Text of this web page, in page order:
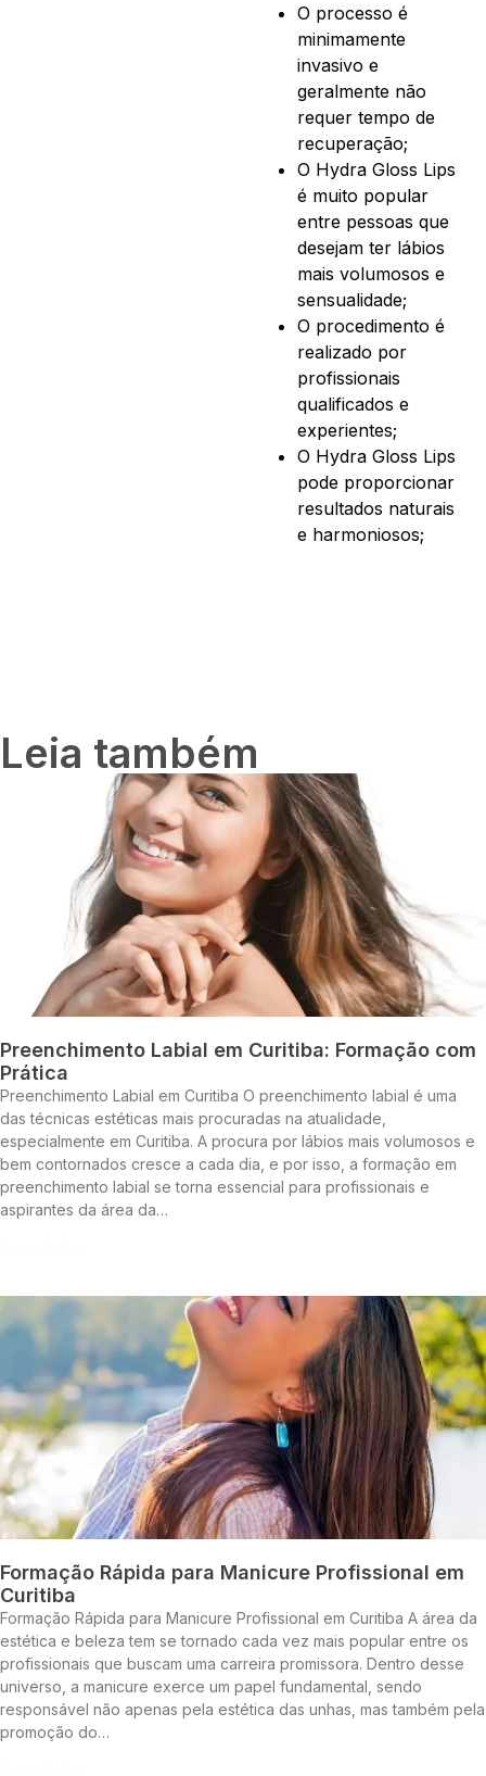
O processo é
minimamente
invasivo e
geralmente não
requer tempo de
recuperação;
O Hydra Gloss Lips
é muito popular
entre pessoas que
desejam ter lábios
mais volumosos e
sensualidade;
O procedimento é
realizado por
profissionais
qualificados e
experientes;
O Hydra Gloss Lips
pode proporcionar
resultados naturais
e harmoniosos;
Leia também
Preenchimento Labial em Curitiba: Formação com
Prática
Preenchimento Labial em Curitiba O preenchimento labial é uma
das técnicas estéticas mais procuradas na atualidade,
especialmente em Curitiba. A procura por lábios mais volumosos e
bem contornados cresce a cada dia, e por isso, a formação em
preenchimento labial se torna essencial para profissionais e
aspirantes da área da…
Formação Rápida para Manicure Profissional em
Curitiba
Formação Rápida para Manicure Profissional em Curitiba A área da
estética e beleza tem se tornado cada vez mais popular entre os
profissionais que buscam uma carreira promissora. Dentro desse
universo, a manicure exerce um papel fundamental, sendo
responsável não apenas pela estética das unhas, mas também pela
promoção do…